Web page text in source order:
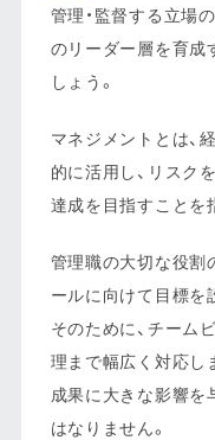
管理・監督する立場
のリーダー層を育成
しょう。
マネジメントとは、
的に活用し、リスク
達成を目指すことを
管理職の大切な役割
ールに向けて目標を
そのために、チーム
理まで幅広く対応し
成果に大きな影響を
はなりません。